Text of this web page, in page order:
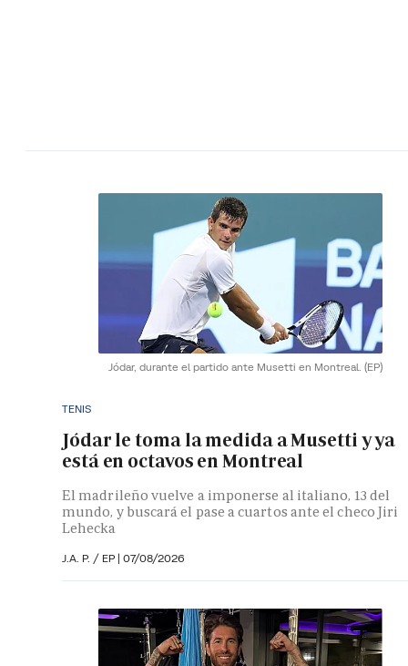
Jódar, durante el partido ante Musetti en Montreal. (EP)
TENIS
Jódar le toma la medida a Musetti y ya
está en octavos en Montreal
El madrileño vuelve a imponerse al italiano, 13 del
mundo, y buscará el pase a cuartos ante el checo Jiri
Lehecka
J.A. P. / EP | 07/08/2026